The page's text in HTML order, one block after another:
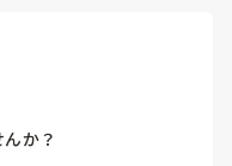
とかインディードの求
がしてます。転勤族な
ョブメドレーは使って
。あと、そういった経
接受かりやすいと思い
か？